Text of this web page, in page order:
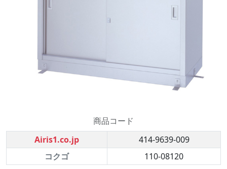
商品コード
Airis1.co.jp
414-9639-009
コクゴ
110-08120